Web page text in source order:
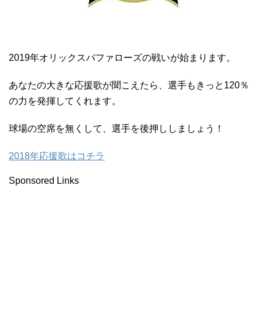
2019年オリックスバファローズの戦いが始まります。
あなたの大きな応援歌が聞こえたら、選手もきっと120％
の力を発揮してくれます。
球場の空席を無くして、選手を後押ししましょう！
2018年応援歌はコチラ
Sponsored Links